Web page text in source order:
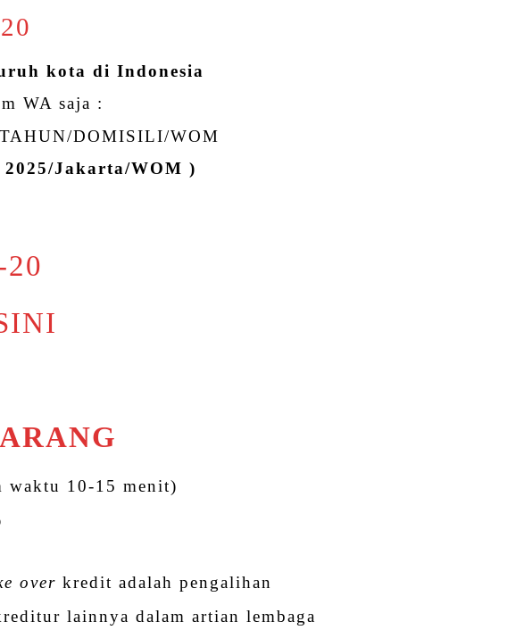
kota di Indonesia
WA saja :
DOMISILI/WOM
Jakarta/WOM )
waktu 10-15 menit)
over kredit adalah pengalihan
lainnya dalam artian lembaga